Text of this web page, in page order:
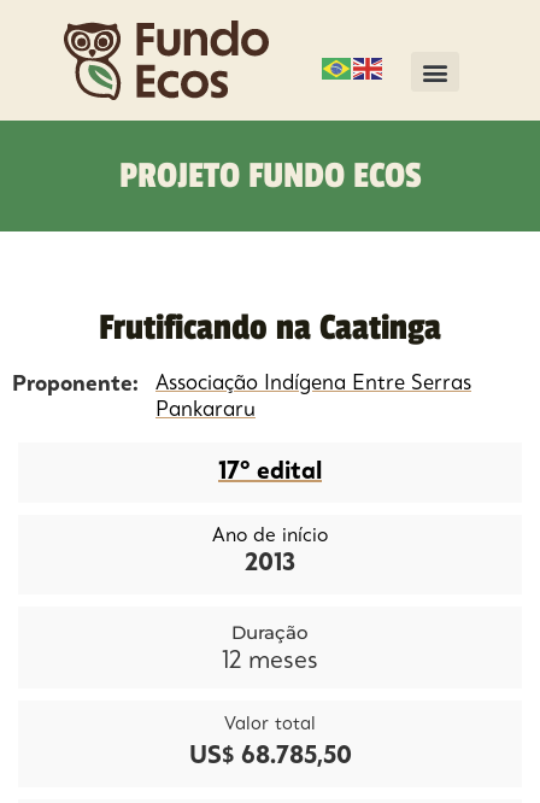
PROJETO FUNDO ECOS
Frutificando na Caatinga
Proponente: Associação Indígena Entre Serras
Pankararu
17º edital
Ano de início
2013
Duração
12 meses
Valor total
US$ 68.785,50